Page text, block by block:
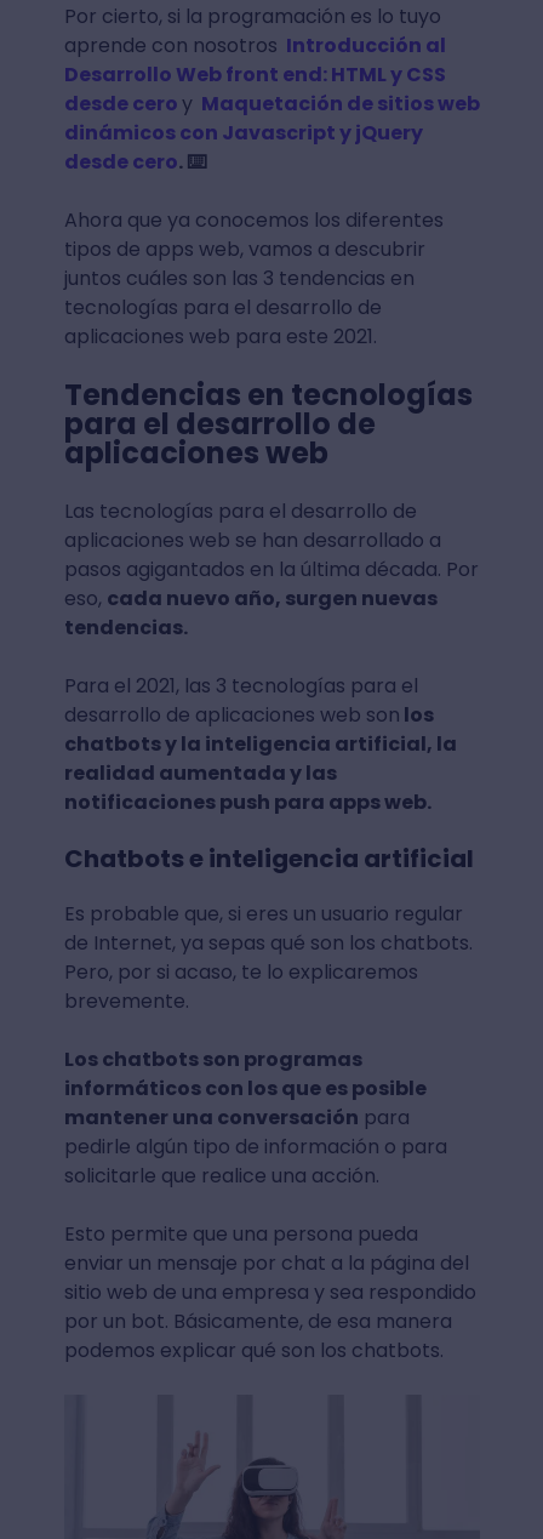
Por cierto, si la programación es lo tuyo
aprende con nosotros Introducción al
Desarrollo Web front end: HTML y CSS
desde ceroy Maquetación de sitios web
dinámicos con Javascript y jQuery
desde cero. ⌨️
Ahora que ya conocemos los diferentes
tipos de apps web, vamos a descubrir
juntos cuáles son las 3 tendencias en
tecnologías para el desarrollo de
aplicaciones web para este 2021.
Tendencias en tecnologías
para el desarrollo de
aplicaciones web
Las tecnologías para el desarrollo de
aplicaciones web se han desarrollado a
pasos agigantados en la última década. Por
eso, cada nuevo año, surgen nuevas
tendencias.
Para el 2021, las 3 tecnologías para el
desarrollo de aplicaciones web son los
chatbots y la inteligencia artificial, la
realidad aumentada y las
notificaciones push para apps web.
Chatbots e inteligencia artificial
Es probable que, si eres un usuario regular
de Internet, ya sepas qué son los chatbots.
Pero, por si acaso, te lo explicaremos
brevemente.
Los chatbots son programas
informáticos con los que es posible
mantener una conversación para
pedirle algún tipo de información o para
solicitarle que realice una acción.
Esto permite que una persona pueda
enviar un mensaje por chat a la página del
sitio web de una empresa y sea respondido
por un bot. Básicamente, de esa manera
podemos explicar qué son los chatbots.